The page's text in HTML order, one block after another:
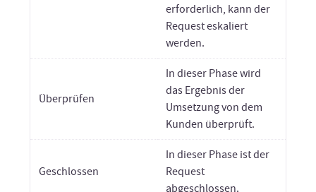
erforderlich, kann der
Request eskaliert
werden.
Überprüfen
In dieser Phase wird
das Ergebnis der
Umsetzung von dem
Kunden überprüft.
Geschlossen
In dieser Phase ist der
Request
abgeschlossen.